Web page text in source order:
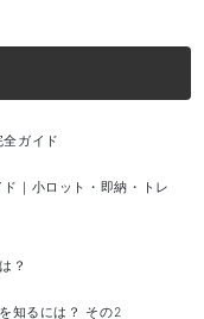
ガイド
｜小ロット・即納・トレ
？
知るには？ その2